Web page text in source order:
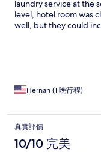
laundry service at the
level, hotel room was
well, but they could
Hernan (1 晚行程)
真實評價
10/10 完美